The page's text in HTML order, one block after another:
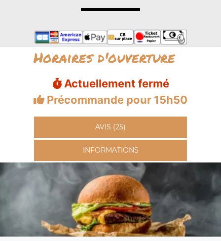
Horaires d'ouverture
Actuellement fermé
Précommande pour 15h50
AVIS (25)
INFORMATIONS